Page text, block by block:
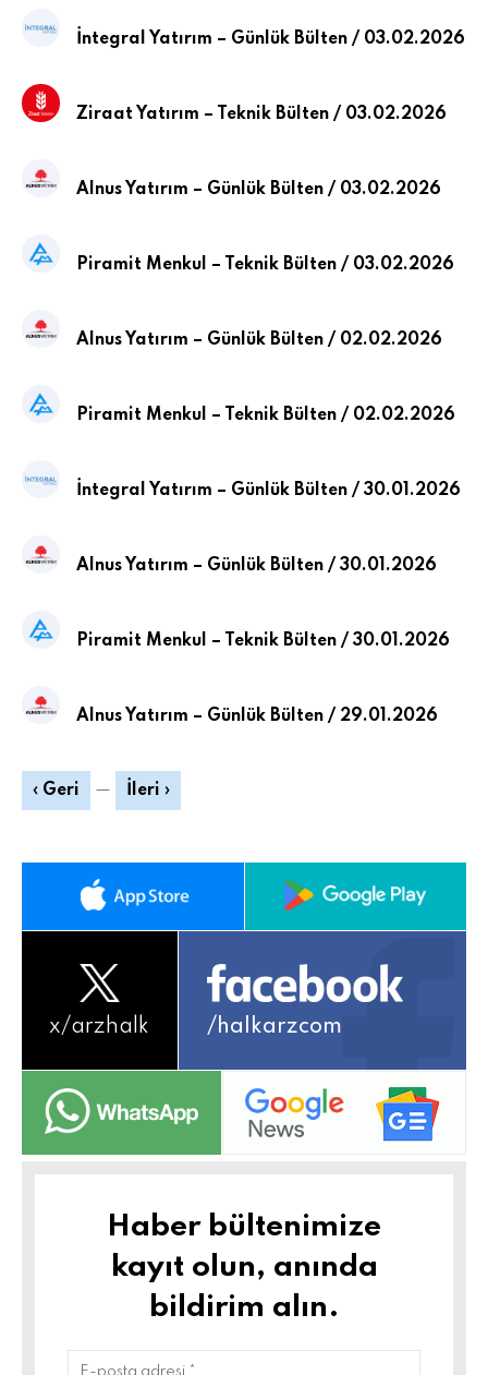
İntegral Yatırım – Günlük Bülten / 03.02.2026
Ziraat Yatırım – Teknik Bülten / 03.02.2026
Alnus Yatırım – Günlük Bülten / 03.02.2026
Piramit Menkul – Teknik Bülten / 03.02.2026
Alnus Yatırım – Günlük Bülten / 02.02.2026
Piramit Menkul – Teknik Bülten / 02.02.2026
İntegral Yatırım – Günlük Bülten / 30.01.2026
Alnus Yatırım – Günlük Bülten / 30.01.2026
Piramit Menkul – Teknik Bülten / 30.01.2026
Alnus Yatırım – Günlük Bülten / 29.01.2026
‹ Geri — İleri ›
x/arzhalk /halkarzcom
Haber bültenimize
kayıt olun, anında
bildirim alın.